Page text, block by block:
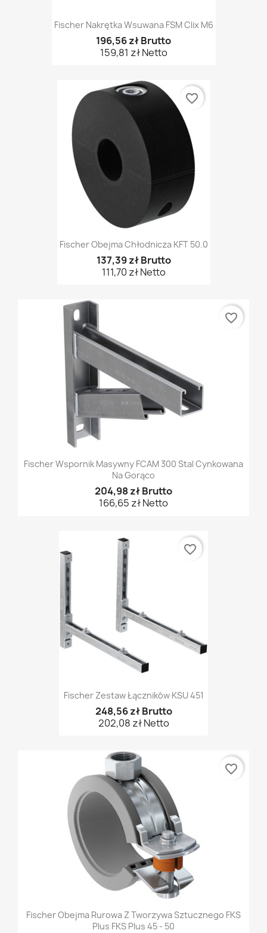
Fischer Nakrętka Wsuwana FSM Clix M6
196,56 zł Brutto
159,81 zł Netto
Fischer Obejma Chłodnicza KFT 50.0
137,39 zł Brutto
111,70 zł Netto
favorite_border
Fischer Wspornik Masywny FCAM 300 Stal Cynkowana
Na Gorąco
204,98 zł Brutto
166,65 zł Netto
favorite_border
Fischer Zestaw Łączników KSU 451
248,56 zł Brutto
202,08 zł Netto
favorite_border
Fischer Obejma Rurowa Z Tworzywa Sztucznego FKS
Plus FKS Plus 45 - 50
favorite_border